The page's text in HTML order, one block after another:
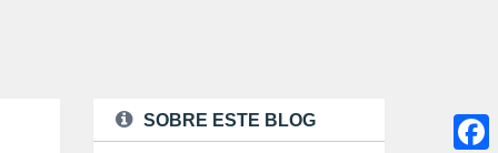
SOBRE ESTE BLOG